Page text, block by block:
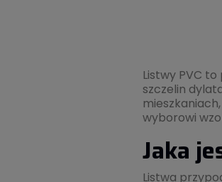
Listwy PVC
szczelin
wyborowi
Jaka
Listwa